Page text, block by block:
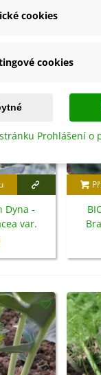
Dyna -
var.
-
cookies
cookies
Prohlášení o